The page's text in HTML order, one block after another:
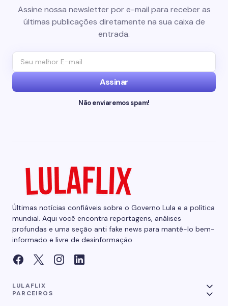
Assine nossa newsletter por e-mail para receber as
últimas publicações diretamente na sua caixa de
entrada.
Assinar
Não enviaremos spam!
Últimas notícias confiáveis sobre o Governo Lula e a política
mundial. Aqui você encontra reportagens, análises
profundas e uma seção anti fake news para mantê-lo bem-
informado e livre de desinformação.
LULAFLIX
PARCEIROS